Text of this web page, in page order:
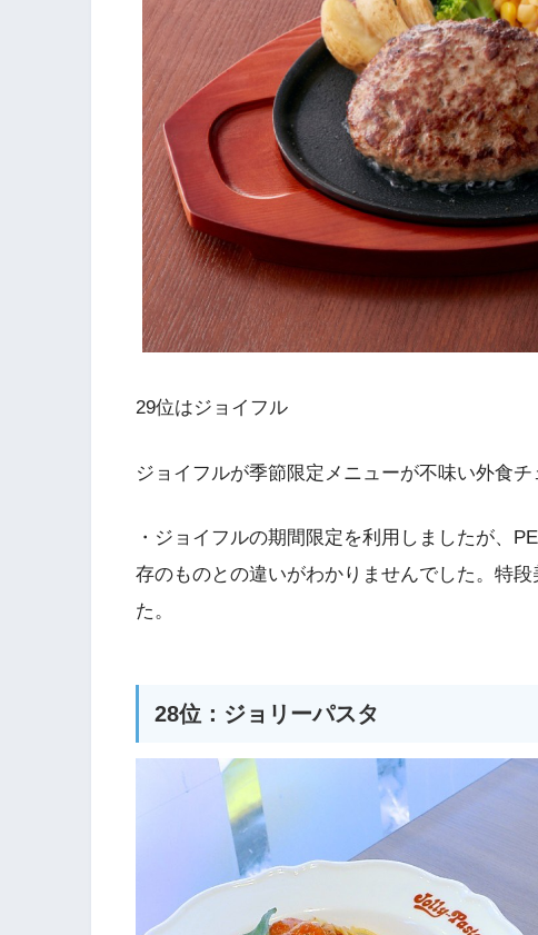
29位はジョイフル
ジョイフルが季節限定メニューが不味い外食チ
・ジョイフルの期間限定を利用しましたが、
存のものとの違いがわかりませんでした。特
た。
28位：ジョリーパスタ